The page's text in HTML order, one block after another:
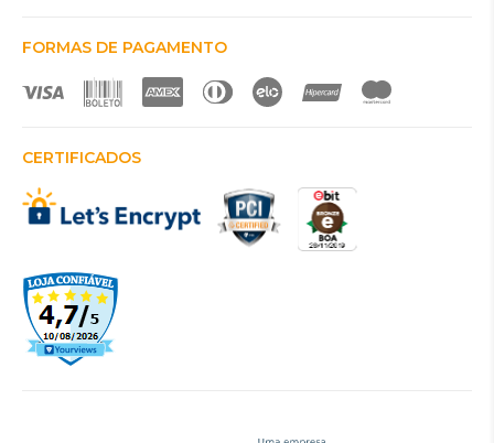
FORMAS DE PAGAMENTO
CERTIFICADOS